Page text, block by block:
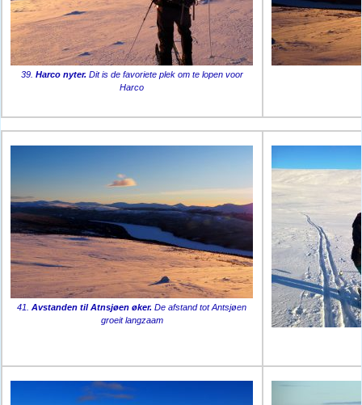
39. Harco nyter. Dit is de favoriete plek om te lopen voor
Harco
41.Avstanden til Atnsjøen øker. De afstand tot Antsjøen
groeit langzaam